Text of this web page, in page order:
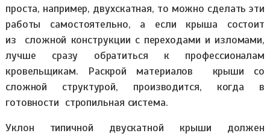
проста, например, двухскатная, то можно сделать эти
работы самостоятельно, а если крыша состоит
из сложной конструкции с переходами и изломами,
лучше сразу обратиться к профессионалам
кровельщикам. Раскрой материалов крыши со
сложной структурой, производится, когда в
готовности стропильная система.
Уклон типичной двускатной крыши должен